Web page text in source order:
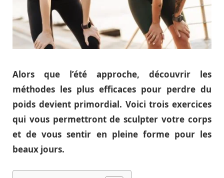
Alors que l’été approche, découvrir les
méthodes les plus efficaces pour perdre du
poids devient primordial. Voici trois exercices
qui vous permettront de sculpter votre corps
et de vous sentir en pleine forme pour les
beaux jours.